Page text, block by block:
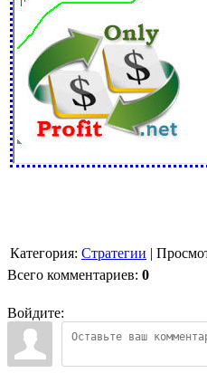
Категория: Стратегии |
Всего комментариев: 0
Войдите: